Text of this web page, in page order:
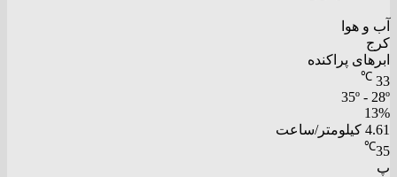
آب و هوا
کرج
ابرهای پراکنده
33
℃
35º - 28º
13%
4.61 کیلومتر/ساعت
35
℃
پ